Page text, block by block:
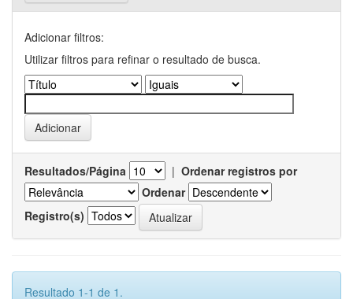
Adicionar filtros:
Utilizar filtros para refinar o resultado de busca.
Resultados/Página | Ordenar registros por
Ordenar
Registro(s)
Resultado 1-1 de 1.